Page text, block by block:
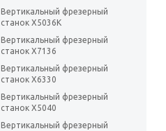
Вертикальный фрезерный
станок Х5036K
Вертикальный фрезерный
станок X7136
Вертикальный фрезерный
станок X6330
Вертикальный фрезерный
станок X5040
Вертикальный фрезерный